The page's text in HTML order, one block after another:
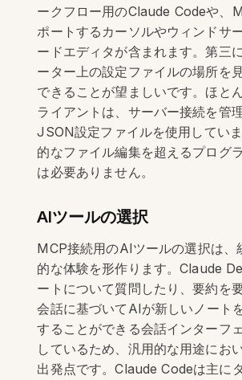
ークフロー用のClaude Codeや、
ポートするカーソルやウィンドサ
ードエディタが含まれます。第三
ーター上の設定ファイルの場所を
できることが望ましいです。ほと
ライアントは、サーバー接続を管
JSON設定ファイルを使用してい
的なファイル編集を超えるプログ
は必要ありません。
AIツールの選択
MCP接続用のAIツールの選択は、
的な体験を形作ります。Claude
ートについて質問したり、要約を
会話に基づいてAIが新しいノート
することができる会話インターフ
しているため、汎用的な用途にお
出発点です。Claude Codeは主に